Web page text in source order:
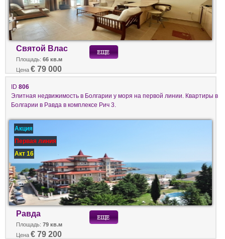
Святой Влас
Площадь: 66 кв.м
Цена € 79 000
ID 806
Элитная недвижимость в Болгарии у моря на первой линии. Квартиры в
Болгарии в Равда в комплексе Рич 3.
Акция
Первая линия
Акт 16
Равда
Площадь: 79 кв.м
Цена € 79 200